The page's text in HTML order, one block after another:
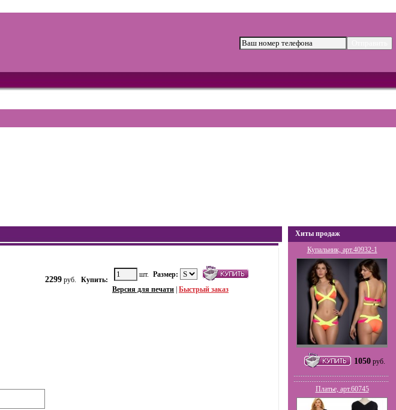
2299 руб. Купить:
шт. Размер:
Версия для печати Быстрый заказ
Хиты продаж
Купальник, арт.40932-1
1050 руб.
Платье, арт.60745